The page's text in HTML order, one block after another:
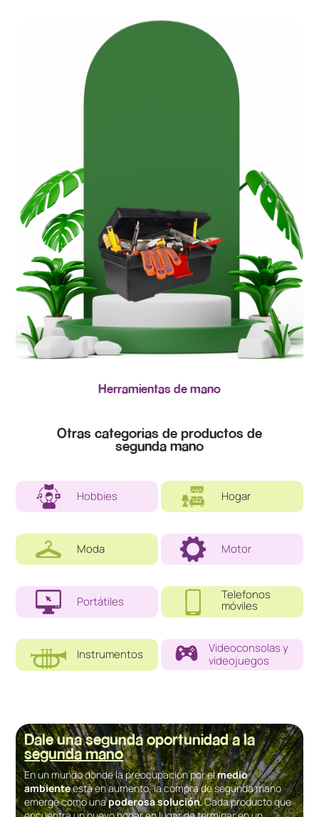
Herramientas de mano
Otras categorias de productos de
segunda mano
Hobbies
Moda
Portátiles
Instrumentos
Hogar
Motor
Telefonos
móviles
Videoconsolas y
videojuegos
Dale una segunda oportunidad a la
segunda mano
En un mundo donde la preocupación por elmedio
ambienteestá en aumento, la compra de segunda mano
emerge como unapoderosa solución. Cada producto que